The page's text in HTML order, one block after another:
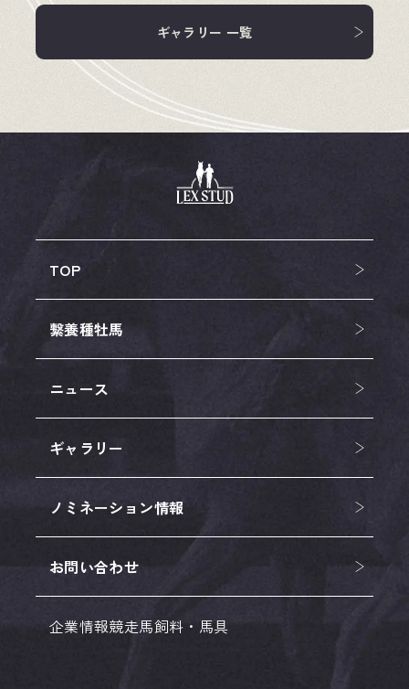
ギャラリー 一覧
TOP
繋養種牡馬
ニュース
ギャラリー
ノミネーション情報
お問い合わせ
企業情報競走馬飼料・馬具